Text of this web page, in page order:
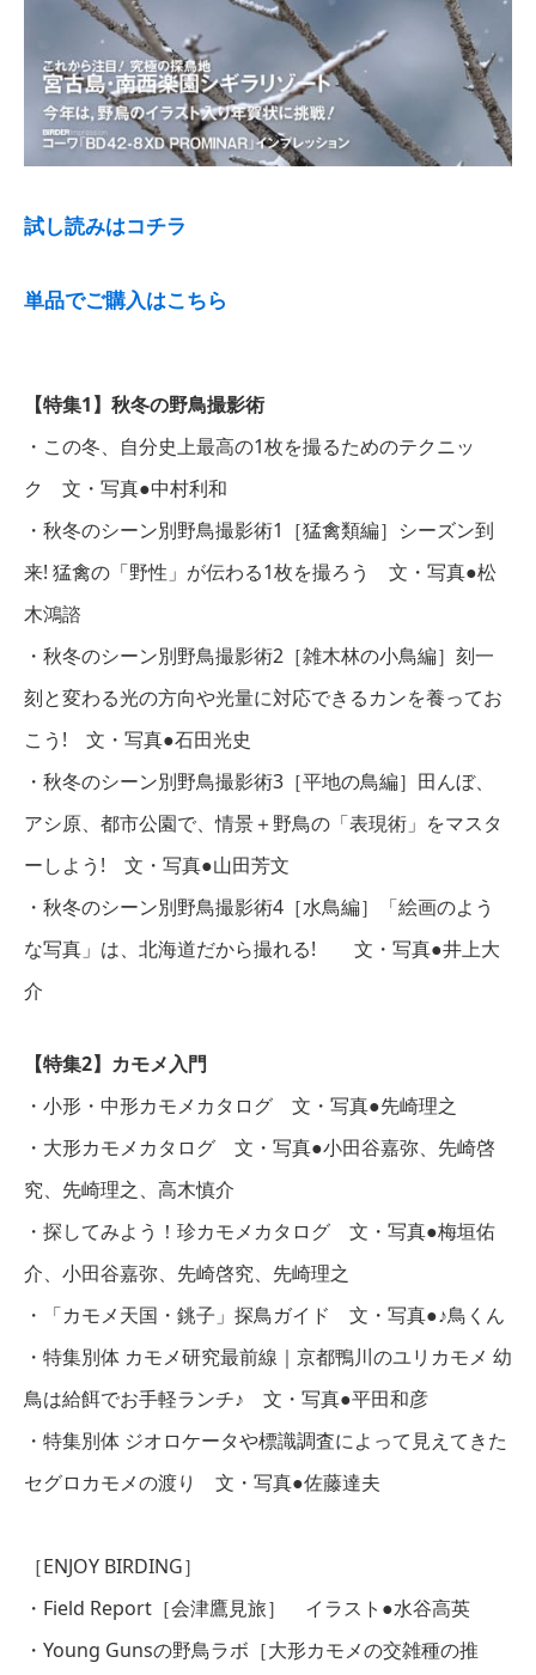
試し読みはコチラ
単品でご購入はこちら
【特集1】秋冬の野鳥撮影術
・この冬、自分史上最高の1枚を撮るためのテクニッ
ク 文・写真●中村利和
・秋冬のシーン別野鳥撮影術1［猛禽類編］シーズン到
来! 猛禽の「野性」が伝わる1枚を撮ろう 文・写真●松
木鴻諮
・秋冬のシーン別野鳥撮影術2［雑木林の小鳥編］刻一
刻と変わる光の方向や光量に対応できるカンを養ってお
こう! 文・写真●石田光史
・秋冬のシーン別野鳥撮影術3［平地の鳥編］田んぼ、
アシ原、都市公園で、情景＋野鳥の「表現術」をマスタ
ーしよう! 文・写真●山田芳文
・秋冬のシーン別野鳥撮影術4［水鳥編］「絵画のよう
な写真」は、北海道だから撮れる! 文・写真●井上大
介
【特集2】カモメ入門
・小形・中形カモメカタログ 文・写真●先崎理之
・大形カモメカタログ 文・写真●小田谷嘉弥、先崎啓
究、先崎理之、高木慎介
・探してみよう！珍カモメカタログ 文・写真●梅垣佑
介、小田谷嘉弥、先崎啓究、先崎理之
・「カモメ天国・銚子」探鳥ガイド 文・写真●♪鳥くん
・特集別体 カモメ研究最前線｜京都鴨川のユリカモメ 幼
鳥は給餌でお手軽ランチ♪ 文・写真●平田和彦
・特集別体 ジオロケータや標識調査によって見えてきた
セグロカモメの渡り 文・写真●佐藤達夫
［ENJOY BIRDING］
・Field Report［会津鷹見旅］ イラスト●水谷高英
・Young Gunsの野鳥ラボ［大形カモメの交雑種の推